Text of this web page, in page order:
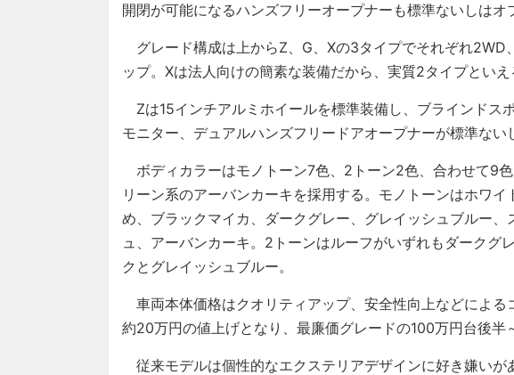
開閉が可能になるハンズフリーオープナーも標準ないしはオ
グレード構成は上からZ、G、Xの3タイプでそれぞれ2WD
ップ。Xは法人向けの簡素な装備だから、実質2タイプといえ
Zは15インチアルミホイールを標準装備し、ブラインドス
モニター、デュアルハンズフリードアオープナーが標準ない
ボディカラーはモノトーン7色、2トーン2色、合わせて9
リーン系のアーバンカーキを採用する。モノトーンはホワ
め、ブラックマイカ、ダークグレー、グレイッシュブルー
ュ、アーバンカーキ。2トーンはルーフがいずれもダークグ
クとグレイッシュブルー。
車両本体価格はクオリティアップ、安全性向上などによる
約20万円の値上げとなり、最廉価グレードの100万円台後半
従来モデルは個性的なエクステリアデザインに好き嫌いが